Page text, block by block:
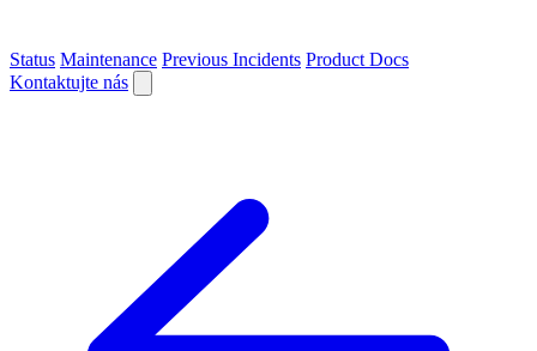
Status Maintenance Previous Incidents Product Docs
Kontaktujte nás